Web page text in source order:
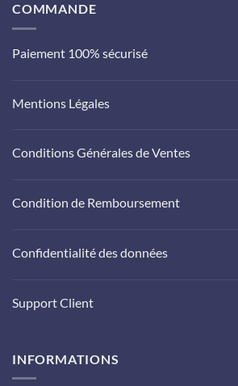
COMMANDE
Paiement 100% sécurisé
Mentions Légales
Conditions Générales de Ventes
Condition de Remboursement
Confidentialité des données
Support Client
INFORMATIONS